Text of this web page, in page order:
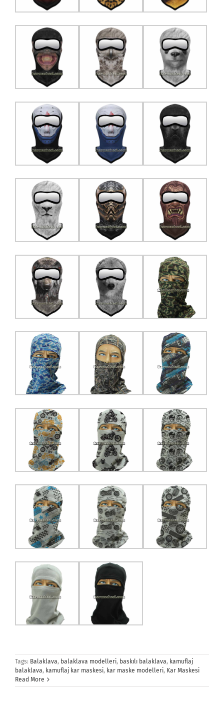
Tags: Balaklava, balaklava modelleri, baskılı balaklava, kamuflaj
balaklava, kamuflaj kar maskesi, kar maske modelleri, Kar Maskesi
Read More